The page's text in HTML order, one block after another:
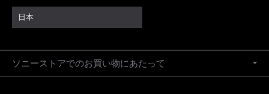
日本
ソニーストアでのお買い物にあたって